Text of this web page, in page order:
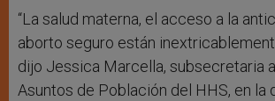
“La salud materna, el acceso a la
aborto seguro están
dijo Jessica Marcella, subsecretaria
Asuntos de Población del HHS, en la